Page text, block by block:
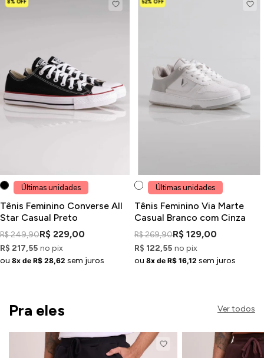
8% OFF
Últimas unidades
Tênis Feminino Converse All
Star Casual Preto
R$ 249,90R$ 229,00
R$ 217,55 no pix
ou 8x de R$ 28,62 sem juros
52% OFF
Últimas unidades
Tênis Feminino Via Marte
Casual Branco com Cinza
R$ 269,90R$ 129,00
R$ 122,55 no pix
ou 8x de R$ 16,12 sem juros
Pra eles Ver todos